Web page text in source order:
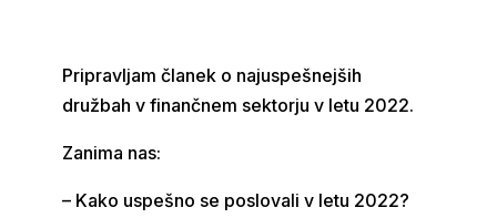
Pripravljam članek o najuspešnejših
družbah v finančnem sektorju v letu 2022.
Zanima nas:
– Kako uspešno se poslovali v letu 2022?